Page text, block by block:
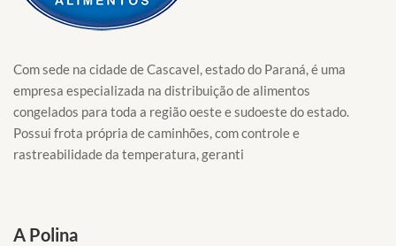
Com sede na cidade de Cascavel, estado do Paraná, é uma
empresa especializada na distribuição de alimentos
congelados para toda a região oeste e sudoeste do estado.
Possui frota própria de caminhões, com controle e
rastreabilidade da temperatura, geranti
A Polina